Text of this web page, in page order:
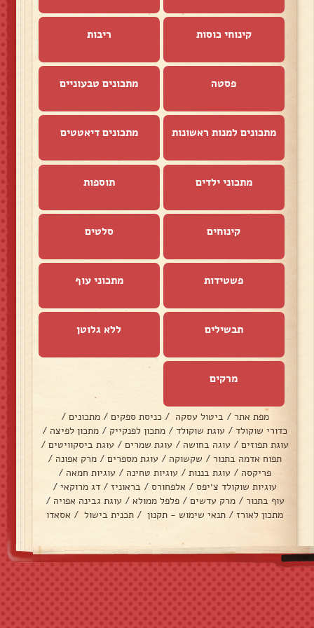
קינוחי כוסות ריבות
פסטה מתכונים טבעוניים
מתכונים למנות ראשונות מתכונים דיאטטים
מתכוני ילדים תוספות
קינוחים סלטים
פשטידות מתכוני עוף
תבשילים ללא גלוטן
מרקים
מפת אתר / ביטול עסקה / כניסת ספקים / מתכונים /
כדורי שוקולד / עוגת שוקולד / מתכון לפנקייק / מתכון לפיצה /
עוגת תפוזים / עוגה בחושה / עוגת שמרים / עוגת ביסקוויטים /
תפוח אדמה בתנור / שקשוקה / עוגת מספרים / מרק אפונה /
פריקסה / עוגת בננות / עוגיות טחינה / עוגיות חמאה /
עוגיות שוקולד צ׳יפס / אלפחורס / בראוניז / דג מרוקאי /
עוף בתנור / מרק עדשים / פלפל ממולא / עוגת גבינה אפויה /
מתכון לאורז / תנאי שימוש - תקנון / תכנית בישול / אסאדו